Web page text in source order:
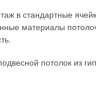
в стандартные
материалы
потолок из